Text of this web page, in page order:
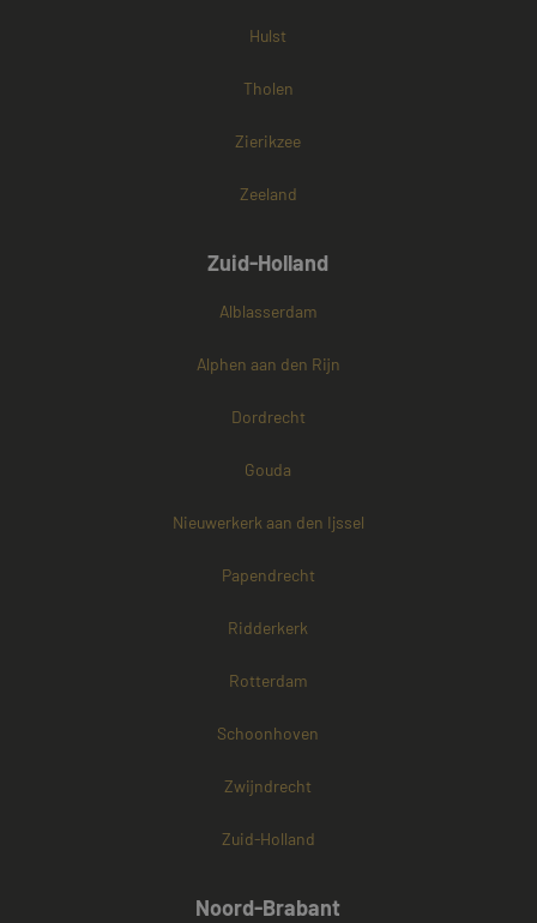
Hulst
Tholen
Zierikzee
Zeeland
Zuid-Holland
Alblasserdam
Alphen aan den Rijn
Dordrecht
Gouda
Nieuwerkerk aan den Ijssel
Papendrecht
Ridderkerk
Rotterdam
Schoonhoven
Zwijndrecht
Zuid-Holland
Noord-Brabant